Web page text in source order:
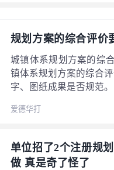
规划方案的综合评价
城镇体系规划方案的综
镇体系规划方案的综合
字、图纸成果是否规范
镇发展规模预测方法是
城镇体系的规划产业结
爱德华打
单位招了2个注册规
做 真是奇了怪了